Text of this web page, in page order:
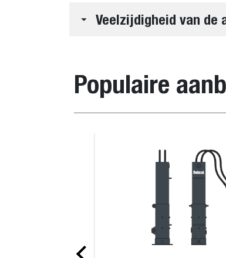
Veelzijdigheid van de
Populaire